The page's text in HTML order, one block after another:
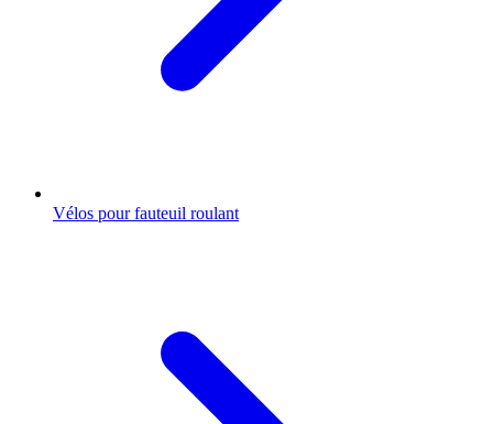
Vélos pour fauteuil roulant